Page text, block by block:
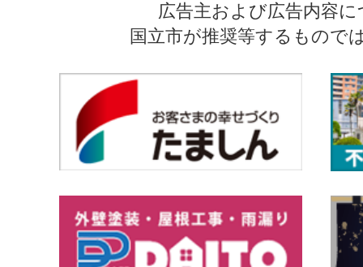
広告主および広告内容
国立市が推奨等するもので